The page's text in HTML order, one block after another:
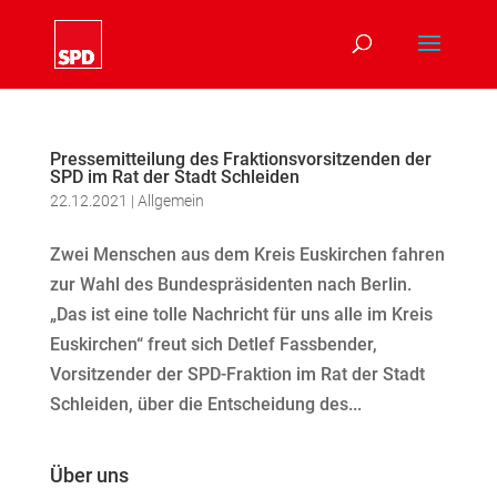
Pressemitteilung des Fraktionsvorsitzenden der
SPD im Rat der Stadt Schleiden
22.12.2021 | Allgemein
Zwei Menschen aus dem Kreis Euskirchen fahren
zur Wahl des Bundespräsidenten nach Berlin.
„Das ist eine tolle Nachricht für uns alle im Kreis
Euskirchen“ freut sich Detlef Fassbender,
Vorsitzender der SPD-Fraktion im Rat der Stadt
Schleiden, über die Entscheidung des...
Über uns